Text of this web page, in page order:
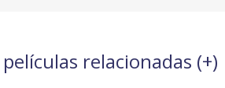
relacionadas (+)